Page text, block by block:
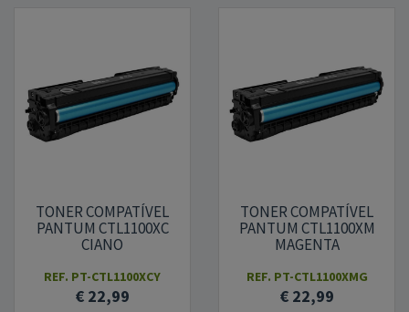
TONER COMPATÍVEL
PANTUM CTL1100XC
CIANO
REF. PT-CTL1100XCY
€ 22,99
TONER COMPATÍVEL
PANTUM CTL1100XM
MAGENTA
REF. PT-CTL1100XMG
€ 22,99